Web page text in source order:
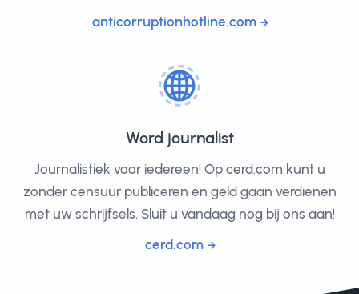
anticorruptionhotline.com
Word journalist
Journalistiek voor iedereen! Op cerd.com kunt u
zonder censuur publiceren en geld gaan verdienen
met uw schrijfsels. Sluit u vandaag nog bij ons aan!
cerd.com